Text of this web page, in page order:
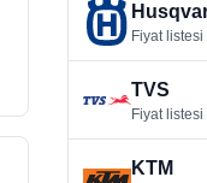
Fiyat listesi
TVS
Fiyat listesi
KTM